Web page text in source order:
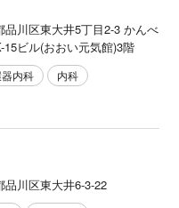
品川区東大井5丁目2-3 かんべ
15ビル(おおい元気館)3階
内科 内科
品川区東大井6-3-22